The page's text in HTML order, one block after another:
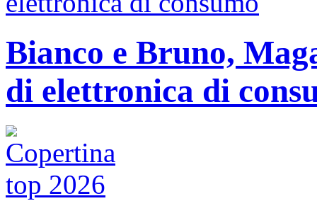
Bianco e Bruno,
di elettronica di